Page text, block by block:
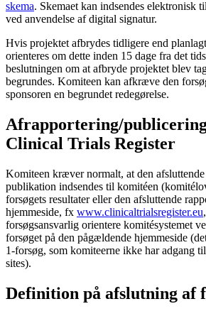
skema. Skemaet kan indsendes elektronisk
ved anvendelse af digital signatur.
Hvis projektet afbrydes tidligere end
orienteres om dette inden 15 dage fra det
beslutningen om at afbryde projektet blev
begrundes. Komiteen kan afkræve den
sponsoren en begrundet redegørelse.
Afrapportering/
Clinical Trials Register
Komiteen kræver normalt, at den
publikation indsendes til komitéen
forsøgets resultater eller den afsluttende
hjemmeside, fx www.clinicaltrialsregister.eu
forsøgsansvarlig orientere komitésystemet
forsøget på den pågældende hjemmeside
1-forsøg, som komiteerne ikke har adgang
sites).
Definition på afslutning af